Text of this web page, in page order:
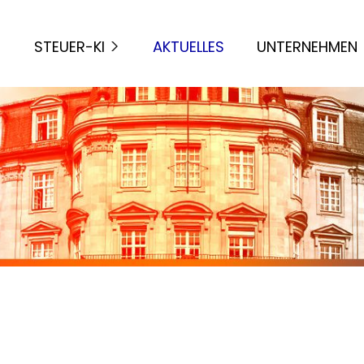
STEUER-KI AKTUELLES UNTERNEHMEN